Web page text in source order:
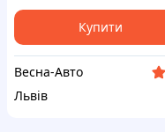
Купити
Весна-Авто
Львів